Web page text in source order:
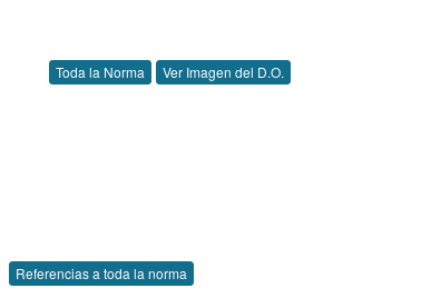
Toda la Norma Ver Imagen del D.O.
Referencias a toda la norma